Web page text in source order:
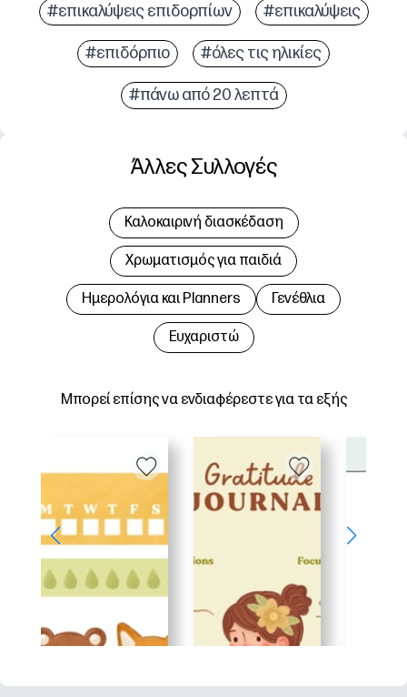
#επικαλύψεις επιδορπίων #επικαλύψεις
#επιδόρπιο #όλες τις ηλικίες
#πάνω από 20 λεπτά
Μπορεί επίσης να ενδιαφέρεστε για τα εξής
Άλλες Συλλογές
Καλοκαιρινή διασκέδαση
Χρωματισμός για παιδιά
Hμερολόγια και Planners Γενέθλια
Ευχαριστώ